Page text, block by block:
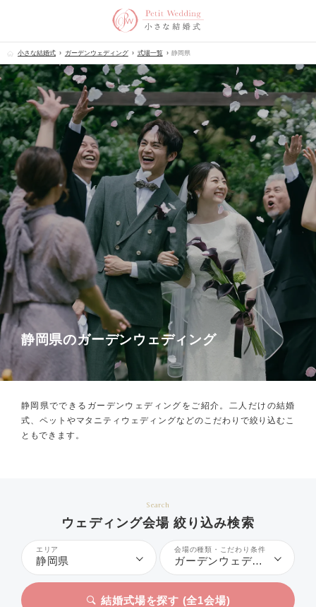
小さな結婚式 ガーデンウェディング 式場一覧 静岡県
静岡県のガーデンウェディング
静岡県でできるガーデンウェディングをご紹介。 二人だけの結婚
式、ペットやマタニティウェディングなどのこだわりで絞り込むこ
ともできます。
Search
ウェディング会場 絞り込み検索
エリア
静岡県
会場の種類・こだわり条件
ガーデンウェディング
結婚式場を探す (全1会場)